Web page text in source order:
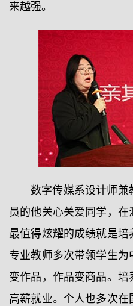
来越强。
数字传媒系设计师兼
员的他关心关爱同学，
最值得炫耀的成绩就是
专业教师多次带领学生
变作品，作品变商品。培
高薪就业。个人也多次